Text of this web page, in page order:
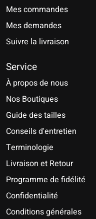
Mes commandes
Mes demandes
Suivre la livraison
Service
À propos de nous
Nos Boutiques
Guide des tailles
Conseils d'entretien
Terminologie
Livraison et Retour
Programme de fidélité
Confidentialité
Conditions générales